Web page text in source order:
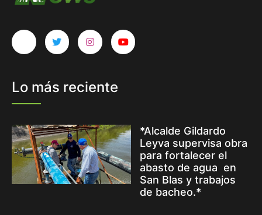
Lo más reciente
*Alcalde Gildardo
Leyva supervisa obra
para fortalecer el
abasto de agua en
San Blas y trabajos
de bacheo.*